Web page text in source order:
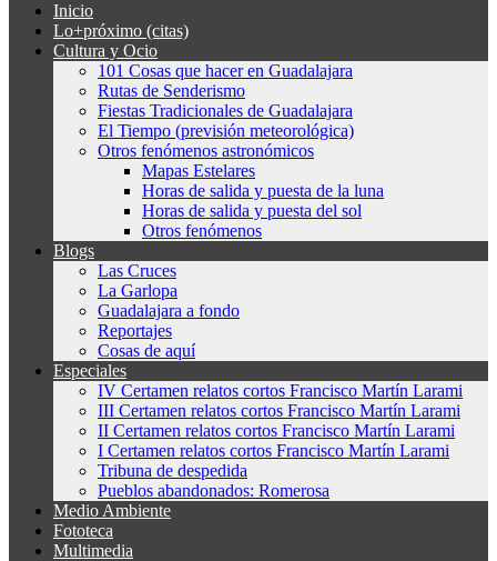
Inicio
Lo+próximo (citas)
Cultura y Ocio
101 Cosas que hacer en Guadalajara
Rutas de Senderismo
Fiestas Tradicionales de Guadalajara
El Tiempo (previsión meteorológica)
Otros fenómenos astronómicos
Mapas Estelares
Horas de salida y puesta de la luna
Horas de salida y puesta del sol
Otros fenómenos
Blogs
Las Cruces
La Garlopa
Guadalajara a fondo
Reportajes
Cosas de aquí
Especiales
IV Certamen relatos cortos Francisco Martín Larami
III Certamen relatos cortos Francisco Martín Larami
II Certamen relatos cortos Francisco Martín Larami
I Certamen relatos cortos Francisco Martín Larami
Tribuna de despedida
Pueblos abandonados: Romerosa
Medio Ambiente
Fototeca
Multimedia